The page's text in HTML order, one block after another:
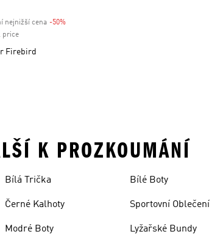
nejnižší cena -50%Discount
price
Firebird
K PROZKOUMÁNÍ
Bílá Trička
Černé Kalhoty
Modré Boty
Bílé Boty
Sportovní Oblečení
Lyžařské Bundy